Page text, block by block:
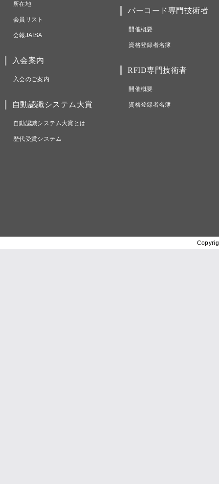
所在地
会員リスト
会報JAISA
入会案内
入会のご案内
自動認識システム大賞
自動認識システム大賞とは
歴代受賞システム
バーコード専門技術者
開催概要
資格登録者名簿
RFID専門技術者
開催概要
資格登録者名簿